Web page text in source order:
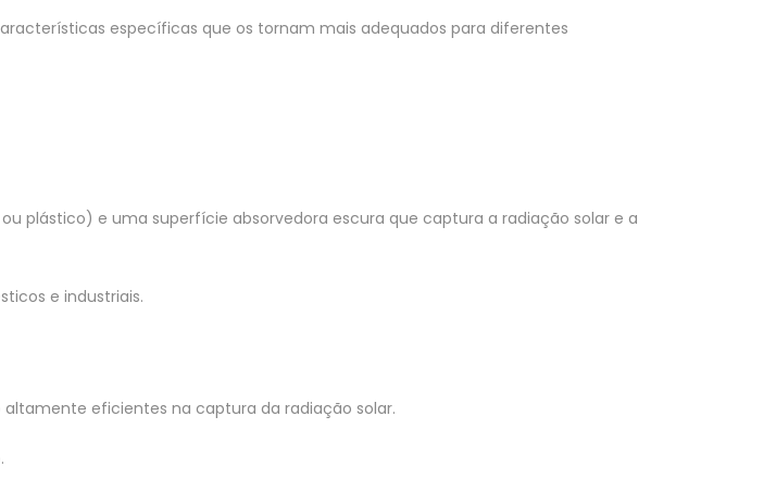
específicas que os tornam mais adequados para diferentes
plástico) e uma superfície absorvedora escura que captura a radiação solar e a
e industriais.
altamente eficientes na captura da radiação solar.